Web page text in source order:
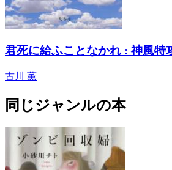
君死に給ふことなかれ : 神風特
古川 薫
同じジャンルの本